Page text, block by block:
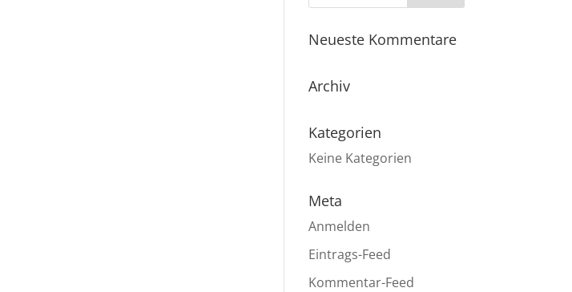
Neueste Kommentare
Archiv
Kategorien
Keine Kategorien
Meta
Anmelden
Eintrags-Feed
Kommentar-Feed